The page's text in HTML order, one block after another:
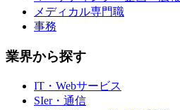
メディカル専門職
事務
業界から探す
IT・Webサービス
SIer・通信